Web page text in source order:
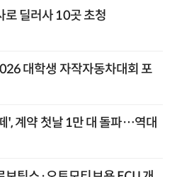
로 딜러사 10곳 초청
대학생 자작자동차대회 포
', 계약 첫날 1만 대 돌파…역대